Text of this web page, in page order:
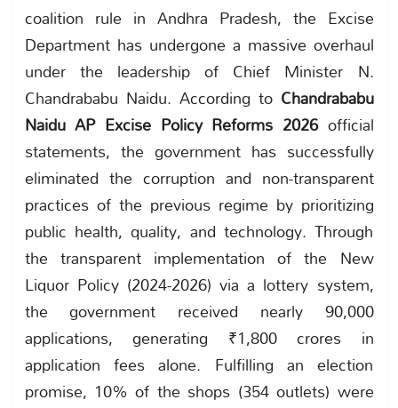
coalition rule in Andhra Pradesh, the Excise
Department has undergone a massive overhaul
under the leadership of Chief Minister N.
Chandrababu Naidu. According to Chandrababu
Naidu AP Excise Policy Reforms 2026official
statements, the government has successfully
eliminated the corruption and non-transparent
practices of the previous regime by prioritizing
public health, quality, and technology. Through
the transparent implementation of the New
Liquor Policy (2024-2026) via a lottery system,
the government received nearly 90,000
applications, generating ₹1,800 crores in
application fees alone. Fulfilling an election
promise, 10% of the shops (354 outlets) were